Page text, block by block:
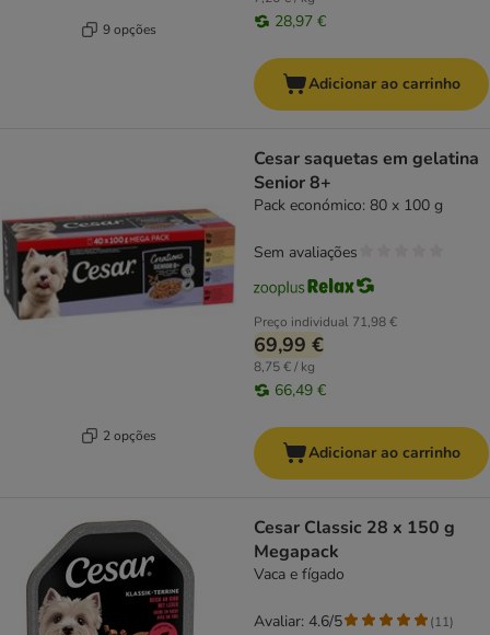
9 opções 28,97 €
Adicionar ao carrinho
2 opções
Cesar saquetas em gelatina
Senior 8+
Pack económico: 80 x 100 g
Preço individual 71,98 €
69,99 €
8,75 € / kg
66,49 €
Sem avaliações
Adicionar ao carrinho
Cesar Classic 28 x 150 g
Megapack
Vaca e fígado
Avaliar: 4.6/5 (11)